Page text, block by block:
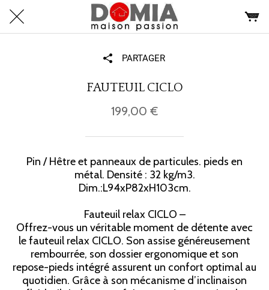
PARTAGER
FAUTEUIL CICLO
199,00 €
Pin / Hêtre et panneaux de particules. pieds en
métal. Densité : 32 kg/m3.
Dim.:L94xP82xH103cm.
Fauteuil relax CICLO –
Offrez-vous un véritable moment de détente avec
le fauteuil relax CICLO. Son assise généreusement
rembourrée, son dossier ergonomique et son
repose-pieds intégré assurent un confort optimal au
quotidien. Grâce à son mécanisme d’inclinaison